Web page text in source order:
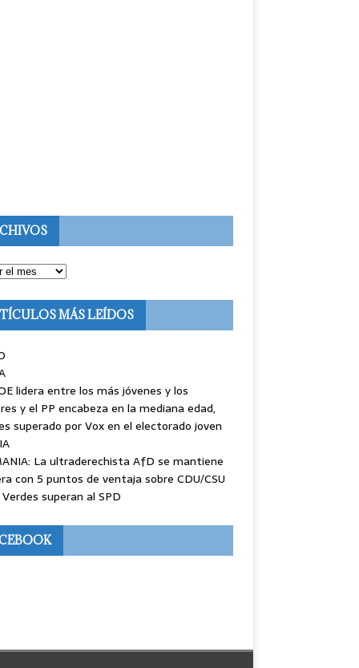
MÁS LEÍDOS
lidera entre los más jóvenes y los
y el PP encabeza en la mediana edad,
superado por Vox en el electorado joven
La ultraderechista AfD se mantiene
con 5 puntos de ventaja sobre CDU/CSU
superan al SPD